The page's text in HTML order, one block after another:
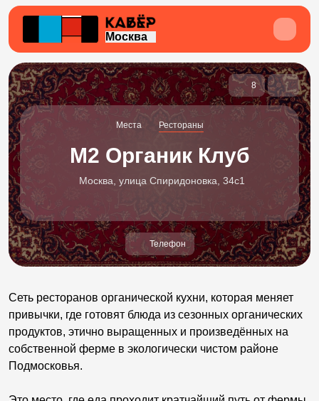
Москва
8
Места Рестораны
М2 Органик Клуб
Москва, улица Спиридоновка, 34с1
Телефон
Сеть ресторанов органической кухни, которая меняет
привычки, где готовят блюда из сезонных органических
продуктов, этично выращенных и произведённых на
собственной ферме в экологически чистом районе
Подмосковья.